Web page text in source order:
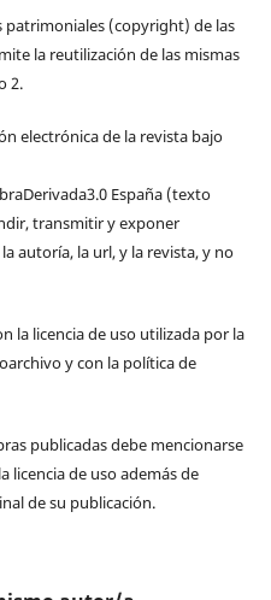
patrimoniales (copyright) de las
la reutilización de las mismas
2.
electrónica de la revista bajo
España (texto
transmitir y exponer
autoría, la url, y la revista, y no
la licencia de uso utilizada por la
y con la política de
publicadas debe mencionarse
licencia de uso además de
de su publicación.